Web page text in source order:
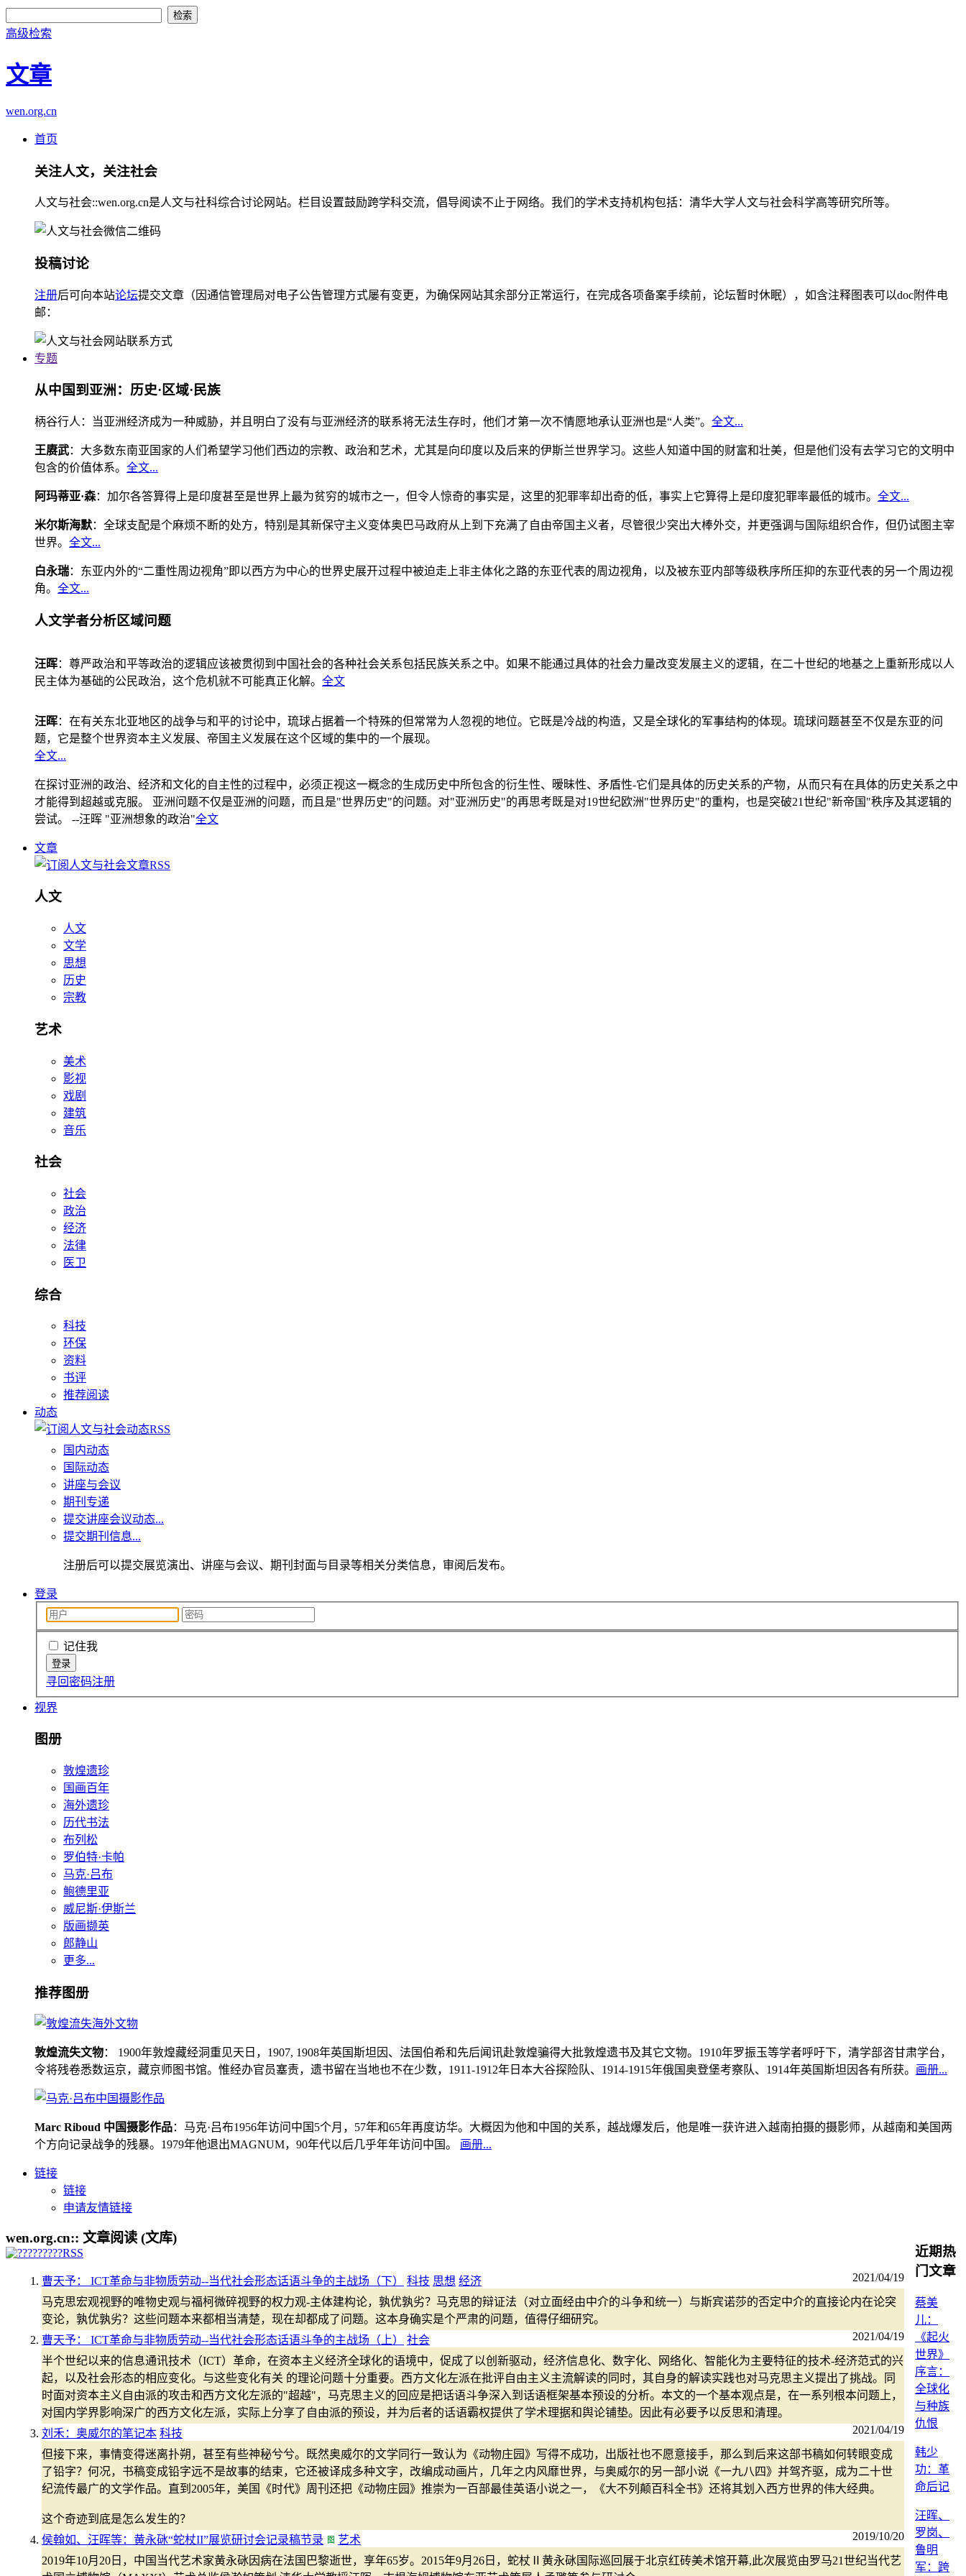
高级检索
文章
wen.org.cn
首页
关注人文，关注社会
人文与社会::wen.org.cn是人文与社科综合讨论网站。栏目设置鼓励跨学科交流，倡导阅读不止于网络。我们的学术支持机构包括：清华大学人文与社会科学高等研究所等。
投稿讨论
注册后可向本站论坛提交文章（因通信管理局对电子公告管理方式屡有变更，为确保网站其余部分正常运行，在完成各项备案手续前，论坛暂时休眠），如含注释图表可以doc附件电
邮：
专题
从中国到亚洲：历史·区域·民族
柄谷行人：当亚洲经济成为一种威胁，并且明白了没有与亚洲经济的联系将无法生存时，他们才第一次不情愿地承认亚洲也是“人类”。 全文...
王赓武：大多数东南亚国家的人们希望学习他们西边的宗教、政治和艺术，尤其是向印度以及后来的伊斯兰世界学习。这些人知道中国的财富和壮美，但是他们没有去学习它的文明中
包含的价值体系。 全文...
阿玛蒂亚·森：加尔各答算得上是印度甚至是世界上最为贫穷的城市之一，但令人惊奇的事实是，这里的犯罪率却出奇的低，事实上它算得上是印度犯罪率最低的城市。 全文...
米尔斯海默：全球支配是个麻烦不断的处方，特别是其新保守主义变体奥巴马政府从上到下充满了自由帝国主义者，尽管很少突出大棒外交，并更强调与国际组织合作，但仍试图主宰
世界。 全文...
白永瑞：东亚内外的“二重性周边视角”即以西方为中心的世界史展开过程中被迫走上非主体化之路的东亚代表的周边视角，以及被东亚内部等级秩序所压抑的东亚代表的另一个周边视
角。 全文...
人文学者分析区域问题
汪晖：尊严政治和平等政治的逻辑应该被贯彻到中国社会的各种社会关系包括民族关系之中。如果不能通过具体的社会力量改变发展主义的逻辑，在二十世纪的地基之上重新形成以人
民主体为基础的公民政治，这个危机就不可能真正化解。 全文
汪晖：在有关东北亚地区的战争与和平的讨论中，琉球占据着一个特殊的但常常为人忽视的地位。它既是冷战的构造，又是全球化的军事结构的体现。琉球问题甚至不仅是东亚的问
题，它是整个世界资本主义发展、帝国主义发展在这个区域的集中的一个展现。
全文...
在探讨亚洲的政治、经济和文化的自主性的过程中，必须正视这一概念的生成历史中所包含的衍生性、暧昧性、矛盾性-它们是具体的历史关系的产物，从而只有在具体的历史关系之中
才能得到超越或克服。 亚洲问题不仅是亚洲的问题，而且是"世界历史"的问题。对"亚洲历史"的再思考既是对19世纪欧洲"世界历史"的重构，也是突破21世纪"新帝国"秩序及其逻辑的
尝试。 --汪晖 "亚洲想象的政治"全文
文章
人文
人文
文学
思想
历史
宗教
艺术
美术
影视
戏剧
建筑
音乐
社会
社会
政治
经济
法律
医卫
综合
科技
环保
资料
书评
推荐阅读
动态
国内动态
国际动态
讲座与会议
期刊专递
提交讲座会议动态...
提交期刊信息...
注册后可以提交展览演出、讲座与会议、期刊封面与目录等相关分类信息，审阅后发布。
登录
记住我
寻回密码注册
视界
图册
敦煌遗珍
国画百年
海外遗珍
历代书法
布列松
罗伯特·卡帕
马克·吕布
鲍德里亚
威尼斯·伊斯兰
版画撷英
郎静山
更多...
推荐图册
敦煌流失文物： 1900年敦煌藏经洞重见天日，1907, 1908年英国斯坦因、法国伯希和先后闻讯赴敦煌骗得大批敦煌遗书及其它文物。1910年罗振玉等学者呼吁下，清学部咨甘肃学台，
令将残卷悉数运京，藏京师图书馆。惟经办官员塞责，遗书留在当地也不在少数，1911-1912年日本大谷探险队、1914-1915年俄国奥登堡考察队、1914年英国斯坦因各有所获。 画册...
Marc Riboud 中国摄影作品：马克·吕布1956年访问中国5个月，57年和65年再度访华。大概因为他和中国的关系，越战爆发后，他是唯一获许进入越南拍摄的摄影师，从越南和美国两
个方向记录战争的残暴。1979年他退出MAGNUM，90年代以后几乎年年访问中国。 画册...
链接
链接
申请友情链接
wen.org.cn:: 文章阅读 (文库)
曹天予： ICT革命与非物质劳动--当代社会形态话语斗争的主战场（下） 2021/04/19
科技 思想 经济
马克思宏观视野的唯物史观与福柯微碎视野的权力观-主体建构论，孰优孰劣？马克思的辩证法（对立面经由中介的斗争和统一）与斯宾诺莎的否定中介的直接论内在论突
变论，孰优孰劣？这些问题本来都相当清楚，现在却都成了问题。这本身确实是个严肃的问题，值得仔细研究。
曹天予： ICT革命与非物质劳动--当代社会形态话语斗争的主战场（上）
2021/04/19
社会
半个世纪以来的信息通讯技术（ICT）革命，在资本主义经济全球化的语境中，促成了以创新驱动，经济信息化、数字化、网络化、智能化为主要特征的技术-经济范式的兴
起，以及社会形态的相应变化。与这些变化有关 的理论问题十分重要。西方文化左派在批评自由主义主流解读的同时，其自身的解读实践也对马克思主义提出了挑战。同
时面对资本主义自由派的攻击和西方文化左派的"超越"，马克思主义的回应是把话语斗争深入到话语框架基本预设的分析。本文的一个基本观点是，在一系列根本问题上，
对国内学界影响深广的西方文化左派，实际上分享了自由派的预设，并为后者的话语霸权提供了学术理据和舆论铺垫。因此有必要予以反思和清理。
刘禾：奥威尔的笔记本
2021/04/19
科技
但接下来，事情变得迷离扑朔，甚至有些神秘兮兮。既然奥威尔的文学同行一致认为《动物庄园》写得不成功，出版社也不愿意接手，那么到后来这部书稿如何转眼变成
了铅字？何况，书稿变成铅字远不是故事的结束，它还被译成多种文字，改编成动画片，几年之内风靡世界，与奥威尔的另一部小说《一九八四》并驾齐驱，成为二十世
纪流传最广的文学作品。直到2005年，美国《时代》周刊还把《动物庄园》推崇为一百部最佳英语小说之一，《大不列颠百科全书》还将其划入西方世界的伟大经典。
这个奇迹到底是怎么发生的？
侯翰如、汪晖等：黄永砯“蛇杖II”展览研讨会记录稿节录
2019/10/20
艺术
2019年10月20日，中国当代艺术家黄永砯因病在法国巴黎逝世，享年65岁。2015年9月26日，蛇杖Ⅱ黄永砯国际巡回展于北京红砖美术馆开幕,此次展览由罗马21世纪当代艺
近期热
门文章
蔡美
儿：
《起火
世界》
序言：
全球化
与种族
仇恨
韩少
功：革
命后记
汪晖、
罗岗、
鲁明
军：跨